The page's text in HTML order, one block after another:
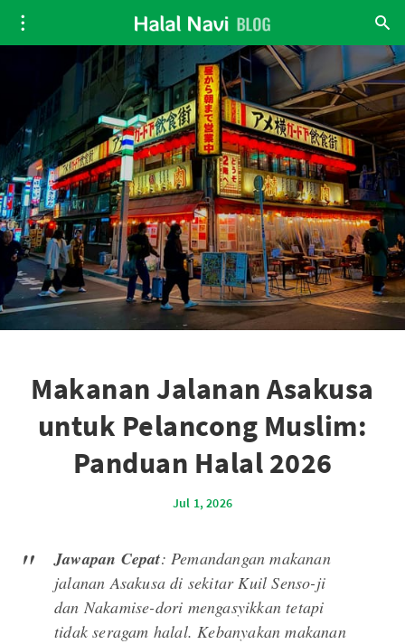
Makanan Jalanan Asakusa
untuk Pelancong Muslim:
Panduan Halal 2026
Jul 1, 2026
Jawapan Cepat: Pemandangan makanan
jalanan Asakusa di sekitar Kuil Senso-ji
dan Nakamise-dori mengasyikkan tetapi
tidak seragam halal. Kebanyakan makanan